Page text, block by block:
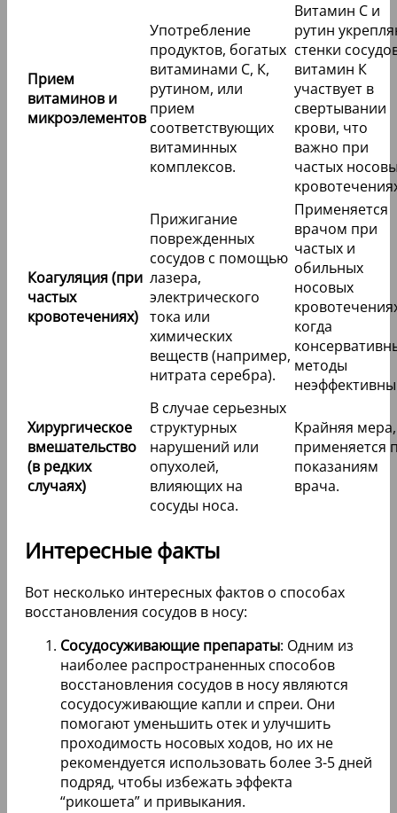
Прием
витаминов и
микроэлементов
Употребление
продуктов, богатых
витаминами С, К,
рутином, или
прием
соответствующих
витаминных
комплексов.
Витамин С и
рутин
стенки
витамин К
участвует в
свертывании
крови, что
важно при
частых
Коагуляция (при
частых
кровотечениях)
Прижигание
поврежденных
сосудов с помощью
лазера,
электрического
тока или
химических
веществ (например,
нитрата серебра).
Применяется
врачом при
частых и
обильных
носовых
когда
методы
Хирургическое
вмешательство
(в редких
случаях)
В случае серьезных
структурных
нарушений или
опухолей,
влияющих на
сосуды носа.
Крайняя мера,
применяется
показаниям
врача.
Интересные факты
Вот несколько интересных фактов о способах
восстановления сосудов в носу:
Сосудосуживающие препараты: Одним из
наиболее распространенных способов
восстановления сосудов в носу являются
сосудосуживающие капли и спреи. Они
помогают уменьшить отек и улучшить
проходимость носовых ходов, но их не
рекомендуется использовать более 3-5 дней
подряд, чтобы избежать эффекта
“рикошета” и привыкания.